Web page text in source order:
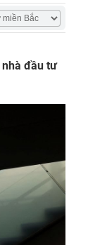
đầu tư